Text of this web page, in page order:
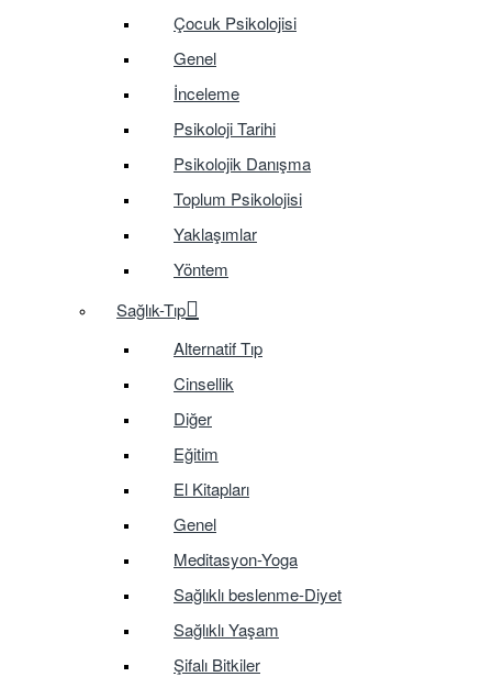
Çocuk Psikolojisi
Genel
İnceleme
Psikoloji Tarihi
Psikolojik Danışma
Toplum Psikolojisi
Yaklaşımlar
Yöntem
Sağlık-Tıp
Alternatif Tıp
Cinsellik
Diğer
Eğitim
El Kitapları
Genel
Meditasyon-Yoga
Sağlıklı beslenme-Diyet
Sağlıklı Yaşam
Şifalı Bitkiler